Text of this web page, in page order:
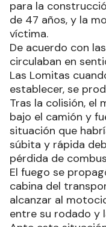
para la
de 47 años, y la
víctima.
De acuerdo con
circulaban en
Las Lomitas
establecer, se
Tras la colisión,
bajo el camión y
situación que
súbita y rápida
pérdida de
El fuego se
cabina del
alcanzar al
entre su rodado y